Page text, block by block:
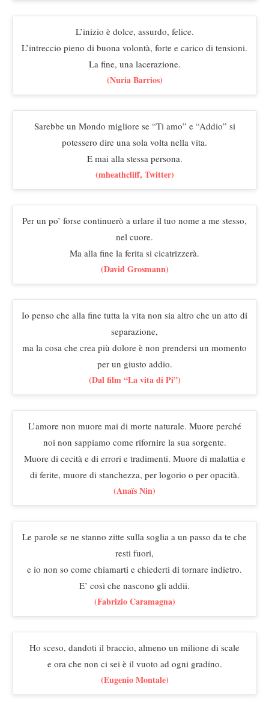
L’inizio è dolce, assurdo, felice.
L’intreccio pieno di buona volontà, forte e carico di tensioni.
La fine, una lacerazione.
(Nuria Barrios)
Sarebbe un Mondo migliore se “Ti amo” e “Addio” si
potessero dire una sola volta nella vita.
E mai alla stessa persona.
(mheathcliff, Twitter)
Per un po’ forse continuerò a urlare il tuo nome a me stesso,
nel cuore.
Ma alla fine la ferita si cicatrizzerà.
(David Grosmann)
Io penso che alla fine tutta la vita non sia altro che un atto di
separazione,
ma la cosa che crea più dolore è non prendersi un momento
per un giusto addio.
(Dal film “La vita di Pi”)
L’amore non muore mai di morte naturale. Muore perché
noi non sappiamo come rifornire la sua sorgente.
Muore di cecità e di errori e tradimenti. Muore di malattia e
di ferite, muore di stanchezza, per logorio o per opacità.
(Anaïs Nin)
Le parole se ne stanno zitte sulla soglia a un passo da te che
resti fuori,
e io non so come chiamarti e chiederti di tornare indietro.
E’ così che nascono gli addii.
(Fabrizio Caramagna)
Ho sceso, dandoti il braccio, almeno un milione di scale
e ora che non ci sei è il vuoto ad ogni gradino.
(Eugenio Montale)